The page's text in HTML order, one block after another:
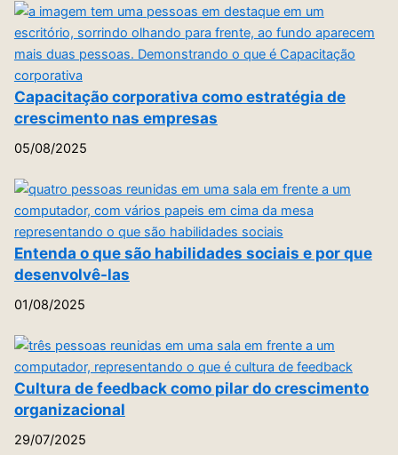
Capacitação corporativa como estratégia de
crescimento nas empresas
05/08/2025
Entenda o que são habilidades sociais e por que
desenvolvê-las
01/08/2025
Cultura de feedback como pilar do crescimento
organizacional
29/07/2025